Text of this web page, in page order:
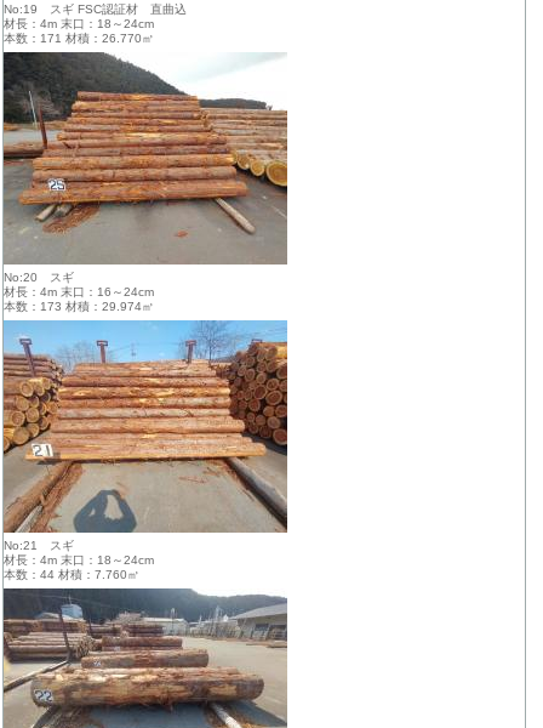
No:19 スギ FSC認証材 直曲込
材長：4m 末口：18～24cm
本数：171 材積：26.770㎥
No:20 スギ
材長：4m 末口：16～24cm
本数：173 材積：29.974㎥
No:21 スギ
材長：4m 末口：18～24cm
本数：44 材積：7.760㎥